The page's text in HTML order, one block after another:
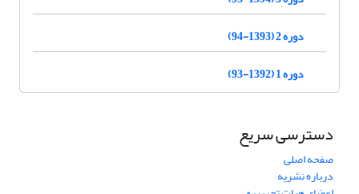
دوره 2 (1393-94)
دوره 1 (1392-93)
دسترسی سریع
صفحه اصلی
درباره نشریه